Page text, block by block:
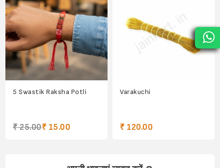
5 Swastik Raksha Potli
₹ 25.00₹ 15.00
Varakuchi
₹ 120.00